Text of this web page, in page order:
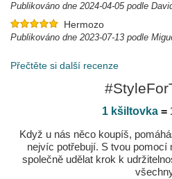
Publikováno dne 2024-04-05 podle
Hermozo
Publikováno dne 2023-07-13 podle
Přečtěte si další recenze
1 kšiltovka=
Když u nás něco koupíš,
nejvíc potřebují. S tvou
společně udělat krok k